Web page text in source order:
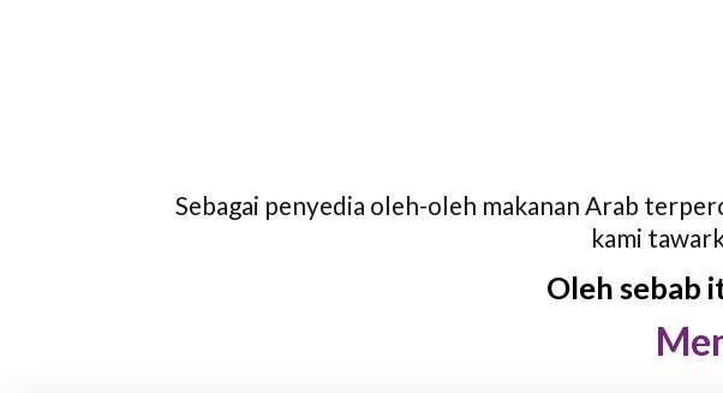
Sebagai penyedia oleh-oleh makanan Arab
kami
Oleh sebab